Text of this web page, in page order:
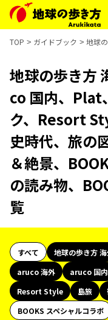
TOP ガイドブック 地球
地球の歩き方
co 国内、Plat
ク、Resort
史時代、旅の
＆絶景、
の読み物、
覧
すべて 地球の歩き方
aruco 海外
aruco 国内
Resort Style
島旅
BOOKS スペシャルコラボ